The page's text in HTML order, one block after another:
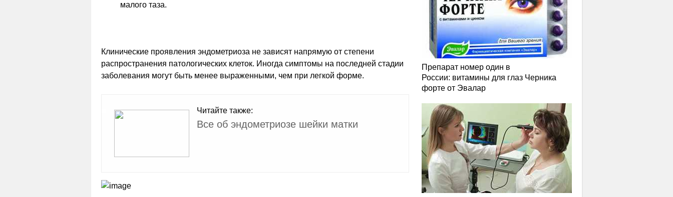
малого таза.
Клинические проявления эндометриоза не зависят напрямую от степени
распространения патологических клеток. Иногда симптомы на последней стадии
заболевания могут быть менее выраженными, чем при легкой форме.
Читайте также:
Все об эндометриозе шейки матки
Препарат номер один в
России: витамины для глаз Черника
форте от Эвалар